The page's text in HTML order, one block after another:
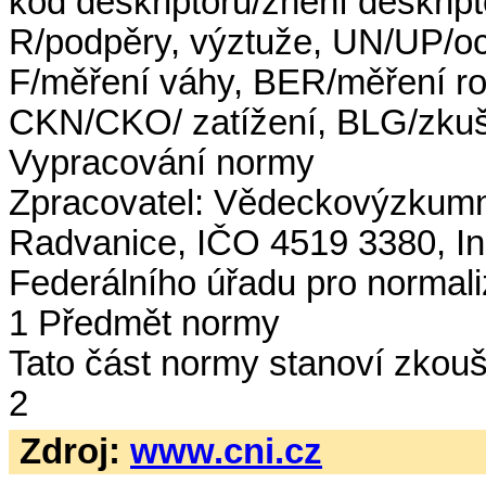
R/podpěry, výztuže, UN/UP/
F/měření váhy, BER/měření
CKN/CKO/ zatížení, BLG/
Vypracování normy
Zpracovatel:
Radvanice, IČO 4519 3380,
Federálního úřadu pro
1 Předmět normy
Tato část normy stanoví
2
Zdroj: www.cni.cz